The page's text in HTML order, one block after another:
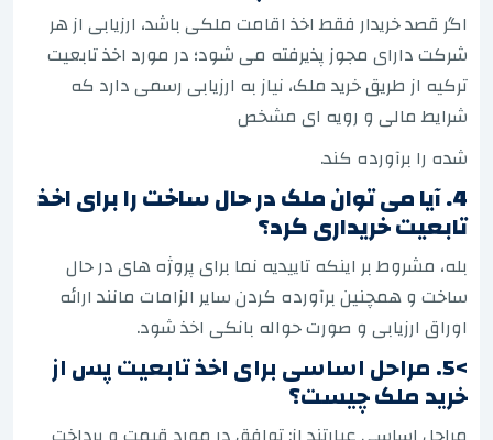
اگر قصد خریدار فقط اخذ اقامت ملکی باشد، ارزیابی از هر
شرکت دارای مجوز پذیرفته می شود؛ در مورد اخذ تابعیت
ترکیه از طریق خرید ملک، نیاز به ارزیابی رسمی دارد که
شرایط مالی و رویه ای مشخص
شده را برآورده کند.
4. آیا می توان ملک در حال ساخت را برای اخذ
تابعیت خریداری کرد؟
بله، مشروط بر اینکه تاییدیه نما برای پروژه های در حال
ساخت و همچنین برآورده کردن سایر الزامات مانند ارائه
اوراق ارزیابی و صورت حواله بانکی اخذ شود.
>5. مراحل اساسی برای اخذ تابعیت پس از
خرید ملک چیست؟